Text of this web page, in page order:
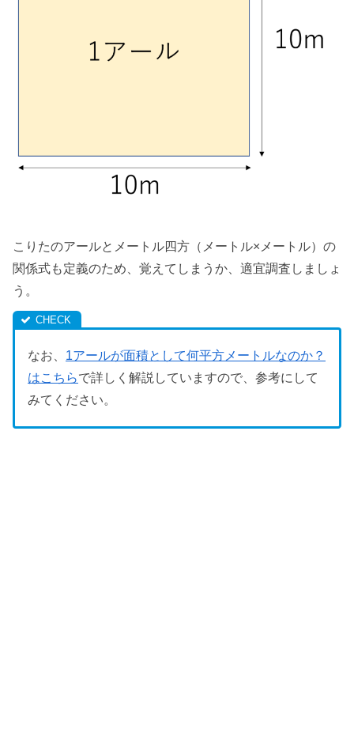
こりたのアールとメートル四方（メートル×メートル）の
関係式も定義のため、覚えてしまうか、適宜調査しましょ
う。
なお、 1アールが面積として何平方メートルなのか？
はこちらで詳しく解説していますので、参考にして
みてください。